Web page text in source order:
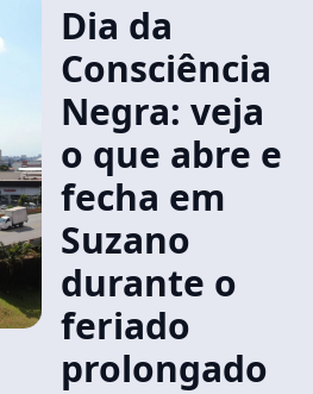
Dia da
Consciência
Negra: veja
o que abre e
fecha em
Suzano
durante o
feriado
prolongado